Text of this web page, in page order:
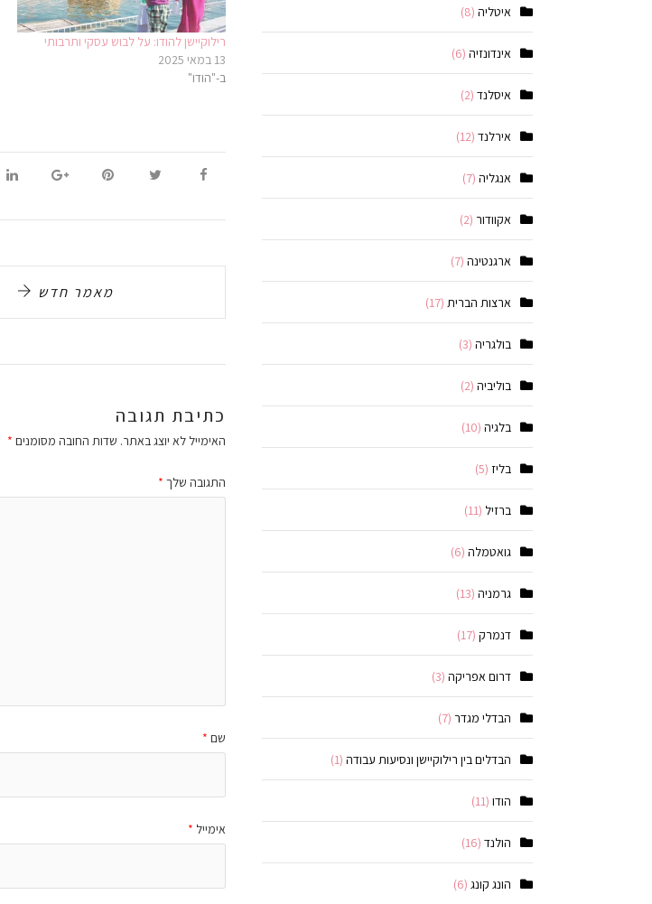
רילוקיישן להודו: על לבוש עסקי ותרבותי
13 במאי 2025
ב-"הודו"
מאמר חדש
כתיבת תגובה
האימייל לא יוצג באתר. שדות החובה מסומנים *
התגובה שלך *
שם *
אימייל *
איטליה (8)
אינדונזיה (6)
איסלנד (2)
אירלנד (12)
אנגליה (7)
אקוודור (2)
ארגנטינה (7)
ארצות הברית (17)
בולגריה (3)
בוליביה (2)
בלגיה (10)
בליז (5)
ברזיל (11)
גואטמלה (6)
גרמניה (13)
דנמרק (17)
דרום אפריקה (3)
הבדלי מגדר (7)
הבדלים בין רילוקיישן ונסיעות עבודה (1)
הודו (11)
הולנד (16)
הונג קונג (6)